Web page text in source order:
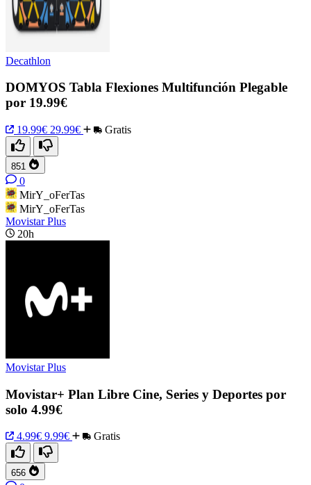
Decathlon
DOMYOS Tabla Flexiones Multifunción Plegable
por 19.99€
19.99€ 29.99€ Gratis
851
0
MirY_oFerTas
MirY_oFerTas
Movistar Plus
20h
Movistar Plus
Movistar+ Plan Libre Cine, Series y Deportes por
solo 4.99€
4.99€ 9.99€ Gratis
656